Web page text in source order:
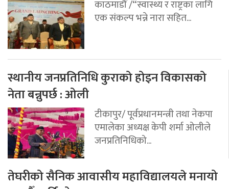
काठमाडौं /“स्वास्थ्य र राष्ट्रका लागि
एक संकल्प भन्ने नारा सहित...
स्थानीय जनप्रतिनिधि कुराको होइन विकासको
नेता बन्नुपर्छ : ओली
टीकापुर/ पूर्वप्रधानमन्त्री तथा नेकपा
एमालेका अध्यक्ष केपी शर्मा ओलीले
जनप्रतिनिधिको...
तेघरीको सैनिक आवासीय महाविद्यालयले मनायो